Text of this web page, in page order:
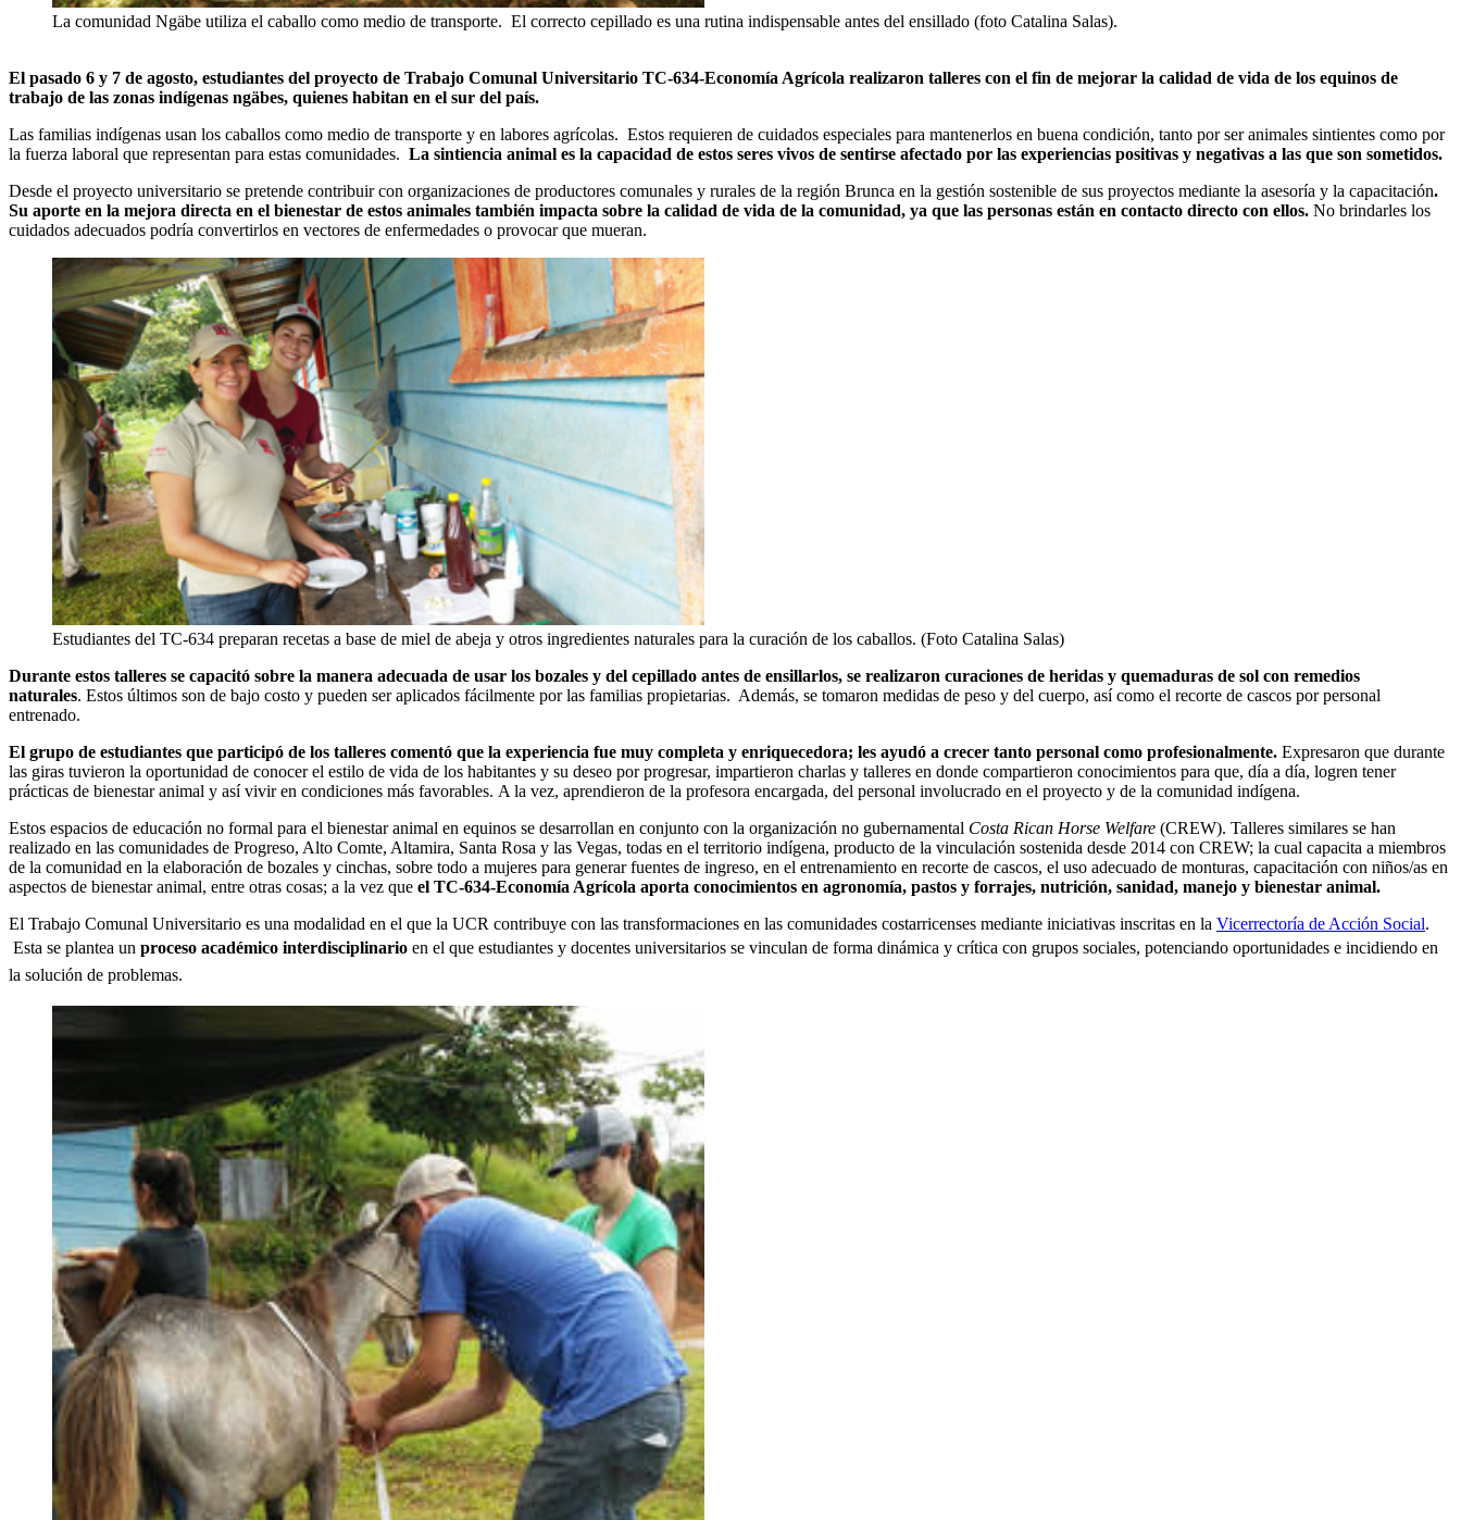
La comunidad Ngäbe utiliza el caballo como medio de transporte. El correcto cepillado es una rutina indispensable antes del ensillado (foto Catalina Salas).
El pasado 6 y 7 de agosto, estudiantes del proyecto de Trabajo Comunal Universitario TC-634-Economía Agrícola realizaron talleres con el fin de mejorar la calidad de vida de los equinos de
trabajo de las zonas indígenas ngäbes, quienes habitan en el sur del país.
Las familias indígenas usan los caballos como medio de transporte y en labores agrícolas. Estos requieren de cuidados especiales para mantenerlos en buena condición, tanto por ser animales sintientes como por
la fuerza laboral que representan para estas comunidades. La sintiencia animal es la capacidad de estos seres vivos de sentirse afectado por las experiencias positivas y negativas a las que son sometidos.
Desde el proyecto universitario se pretende contribuir con organizaciones de productores comunales y rurales de la región Brunca en la gestión sostenible de sus proyectos mediante la asesoría y la capacitación.
Su aporte en la mejora directa en el bienestar de estos animales también impacta sobre la calidad de vida de la comunidad, ya que las personas están en contacto directo con ellos. No brindarles los
cuidados adecuados podría convertirlos en vectores de enfermedades o provocar que mueran.
Estudiantes del TC-634 preparan recetas a base de miel de abeja y otros ingredientes naturales para la curación de los caballos. (Foto Catalina Salas)
Durante estos talleres se capacitó sobre la manera adecuada de usar los bozales y del cepillado antes de ensillarlos, se realizaron curaciones de heridas y quemaduras de sol con remedios
naturales. Estos últimos son de bajo costo y pueden ser aplicados fácilmente por las familias propietarias. Además, se tomaron medidas de peso y del cuerpo, así como el recorte de cascos por personal
entrenado.
El grupo de estudiantes que participó de los talleres comentó que la experiencia fue muy completa y enriquecedora; les ayudó a crecer tanto personal como profesionalmente. Expresaron que durante
las giras tuvieron la oportunidad de conocer el estilo de vida de los habitantes y su deseo por progresar, impartieron charlas y talleres en donde compartieron conocimientos para que, día a día, logren tener
prácticas de bienestar animal y así vivir en condiciones más favorables. A la vez, aprendieron de la profesora encargada, del personal involucrado en el proyecto y de la comunidad indígena.
Estos espacios de educación no formal para el bienestar animal en equinos se desarrollan en conjunto con la organización no gubernamental Costa Rican Horse Welfare (CREW). Talleres similares se han
realizado en las comunidades de Progreso, Alto Comte, Altamira, Santa Rosa y las Vegas, todas en el territorio indígena, producto de la vinculación sostenida desde 2014 con CREW; la cual capacita a miembros
de la comunidad en la elaboración de bozales y cinchas, sobre todo a mujeres para generar fuentes de ingreso, en el entrenamiento en recorte de cascos, el uso adecuado de monturas, capacitación con niños/as en
aspectos de bienestar animal, entre otras cosas; a la vez que el TC-634-Economía Agrícola aporta conocimientos en agronomía, pastos y forrajes, nutrición, sanidad, manejo y bienestar animal.
El Trabajo Comunal Universitario es una modalidad en el que la UCR contribuye con las transformaciones en las comunidades costarricenses mediante iniciativas inscritas en la Vicerrectoría de Acción Social.
Esta se plantea un proceso académico interdisciplinario en el que estudiantes y docentes universitarios se vinculan de forma dinámica y crítica con grupos sociales, potenciando oportunidades e incidiendo en
la solución de problemas.